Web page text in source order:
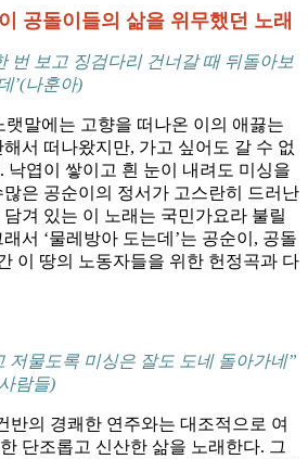
공돌이들의 삶을 위무했던 노래
번 보고 징검다리 건너갈 때 뒤돌아보
’(나훈아)
랫말에는 고향을 떠나온 이의 애끓는
서 떠나왔지만, 가고 싶어도 갈 수 없
낙엽이 쌓이고 흰 눈이 내려도 미싱을
은 공순이의 정서가 고스란히 드러난
겨 있는 이 노래는 국민가요라 불릴
서 ‘물레방아 도는데’는 공순이, 공돌
이 땅의 노동자들을 위한 헌정곡과 다
저물도록 미싱은 잘도 도네 돌아가네”
람들)
반의 경쾌한 연주와는 대조적으로 여
단조롭고 신산한 삶을 노래한다. 그